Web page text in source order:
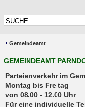
Gemeindeamt
GEMEINDEAMT
Parteienverkehr
Montag bis Freitag
von 08.00 - 12.00 Uhr
Für eine individuelle